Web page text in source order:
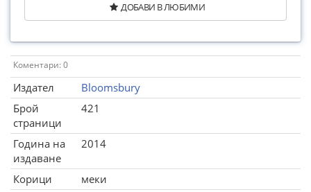
ДОБАВИ В ЛЮБИМИ
Коментари: 0
Издател
Bloomsbury
Брой
страници
421
Година на
издаване
2014
Корици
меки